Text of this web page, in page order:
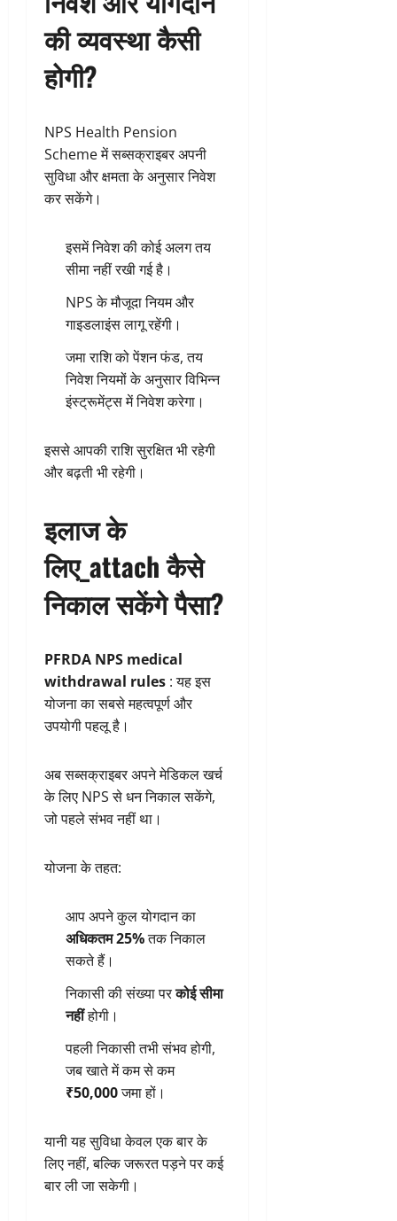
की व्यवस्था कैसी
होगी?
NPS Health Pension
Scheme में सब्सक्राइबर अपनी
सुविधा और क्षमता के अनुसार निवेश
कर सकेंगे।
इसमें निवेश की कोई अलग तय
सीमा नहीं रखी गई है।
NPS के मौजूदा नियम और
गाइडलाइंस लागू रहेंगी।
जमा राशि को पेंशन फंड, तय
निवेश नियमों के अनुसार विभिन्न
इंस्ट्रूमेंट्स में निवेश करेगा।
इससे आपकी राशि सुरक्षित भी रहेगी
और बढ़ती भी रहेगी।
इलाज के
लिए_attach कैसे
निकाल सकेंगे पैसा?
PFRDA NPS medical
withdrawal rules : यह इस
योजना का सबसे महत्वपूर्ण और
उपयोगी पहलू है।
अब सब्सक्राइबर अपने मेडिकल खर्च
के लिए NPS से धन निकाल सकेंगे,
जो पहले संभव नहीं था।
योजना के तहत:
आप अपने कुल योगदान का
अधिकतम 25%तक निकाल
सकते हैं।
निकासी की संख्या परकोई सीमा
नहींहोगी।
पहली निकासी तभी संभव होगी,
जब खाते में कम से कम
₹50,000जमा हों।
यानी यह सुविधा केवल एक बार के
लिए नहीं, बल्कि जरूरत पड़ने पर कई
बार ली जा सकेगी।